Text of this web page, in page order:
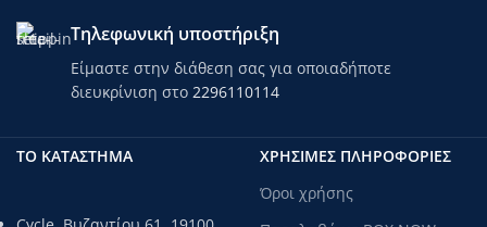
Τηλεφωνική υποστήριξη
Είμαστε στην διάθεση σας για οποιαδήποτε
διευκρίνιση στο 2296110114
ΤΟ ΚΑΤΑΣΤΗΜΑ
ΧΡΗΣΙΜΕΣ ΠΛΗΡΟΦΟΡΙΕΣ
Όροι χρήσης